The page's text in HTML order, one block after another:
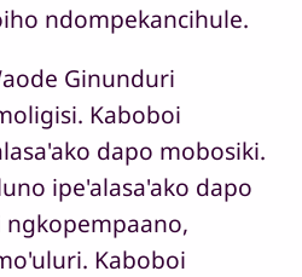
ndompekancihule.
Ginunduri
Kaboboi
dapo mobosiki.
ipe'alasa'ako dapo
Kaboboi